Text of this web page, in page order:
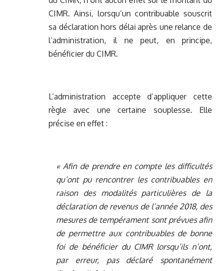
CIMR. Ainsi, lorsqu’un contribuable souscrit
sa déclaration hors délai après une relance de
l’administration, il ne peut, en principe,
bénéficier du CIMR.
L’administration accepte d’appliquer cette
règle avec une certaine souplesse. Elle
précise en effet :
« Afin de prendre en compte les difficultés
qu’ont pu rencontrer les contribuables en
raison des modalités particulières de la
déclaration de revenus de l’année 2018, des
mesures de tempérament sont prévues afin
de permettre aux contribuables de bonne
foi de bénéficier du CIMR lorsqu’ils n’ont,
par erreur, pas déclaré spontanément